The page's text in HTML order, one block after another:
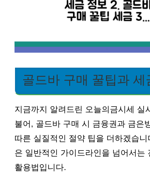
골드바 구매 꿀팁과 세
지금까지 알려드린 오늘의금시세 실
불어, 골드바 구매 시 금융권과 금은
따른 실질적인 절약 팁을 더하겠습
은 일반적인 가이드라인을 넘어서는
활용법입니다.